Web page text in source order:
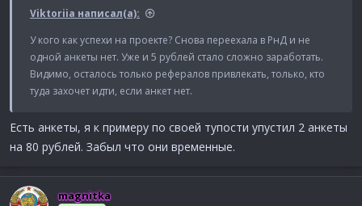
Viktoriia написал(а):
У кого как успехи на проекте? Снова переехала в РнД и не
одной анкеты нет. Уже и 5 рублей стало сложно заработать.
Видимо, осталось только рефералов привлекать, только, кто
туда захочет идти, если анкет нет.
Есть анкеты, я к примеру по своей тупости упустил 2 анкеты
на 80 рублей. Забыл что они временные.
magnitka